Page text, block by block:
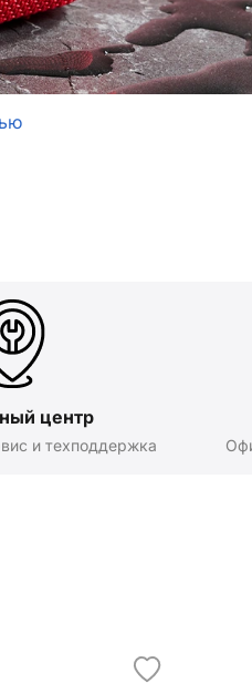
центр
и техподдержка